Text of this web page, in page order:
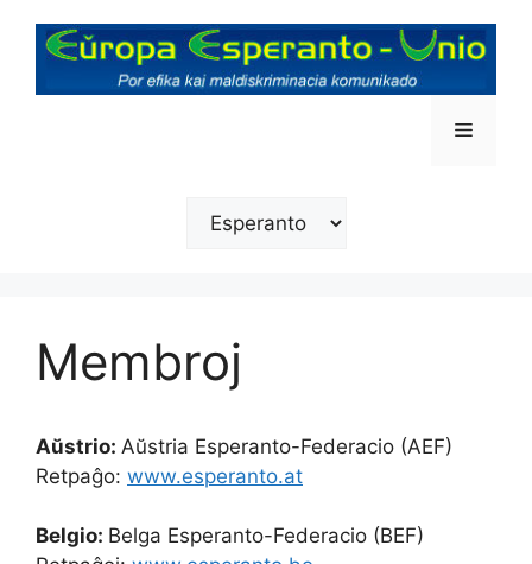
Menu
Elekti
lingvon
Membroj
Aŭstrio: Aŭstria Esperanto-Federacio (AEF)
Retpaĝo: www.esperanto.at
Belgio: Belga Esperanto-Federacio (BEF)